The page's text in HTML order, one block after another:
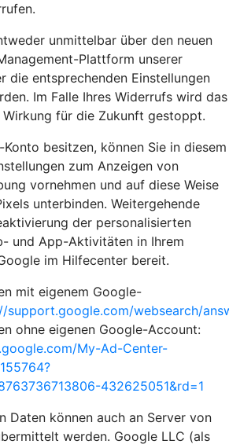
unmittelbar über den neuen
Plattform unserer
die entsprechenden Einstellungen
Im Falle Ihres Widerrufs wird das
Wirkung für die Zukunft gestoppt.
besitzen, können Sie in diesem
zum Anzeigen von
vornehmen und auf diese Weise
unterbinden. Weitergehende
der personalisierten
und App-Aktivitäten in Ihrem
im Hilfecenter bereit.
mit eigenem Google-
support.google.com/websearch/
ohne eigenen Google-Account:
My-Ad-Center-
432625051&rd=1
Daten können auch an Server von
werden. Google LLC (als